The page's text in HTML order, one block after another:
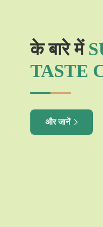
के बारे में
TASTE
और जानें